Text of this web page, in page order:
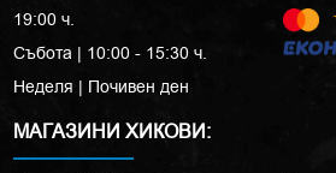
19:00 ч.
Събота | 10:00 - 15:30 ч.
Неделя | Почивен ден
МАГАЗИНИ ХИКОВИ: